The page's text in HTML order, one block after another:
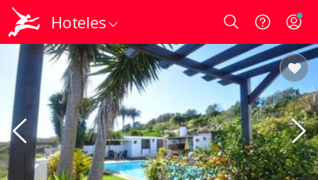
Hoteles Login